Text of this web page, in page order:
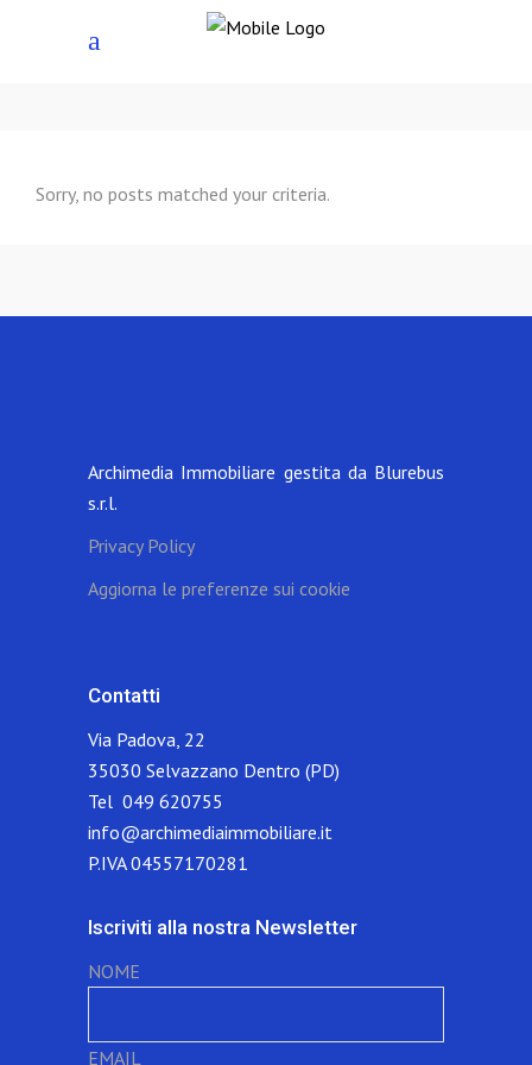
Sorry, no posts matched your criteria.
Archimedia Immobiliare gestita da Blurebus
s.r.l.
Privacy Policy
Aggiorna le preferenze sui cookie
Contatti
Via Padova, 22
35030 Selvazzano Dentro (PD)
Tel 049 620755
info@archimediaimmobiliare.it
P.IVA 04557170281
Iscriviti alla nostra Newsletter
NOME
EMAIL